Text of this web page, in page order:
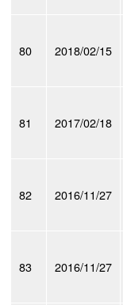
80 2018/02/15
81 2017/02/18
82 2016/11/27
83 2016/11/27